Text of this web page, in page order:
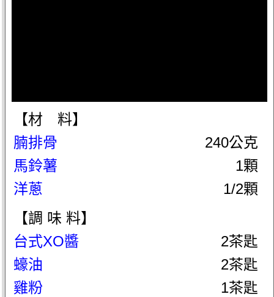
【材 料】
腩排骨
240公克
馬鈴薯
1顆
洋蔥
1/2顆
【調 味 料】
台式XO醬
2茶匙
蠔油
2茶匙
雞粉
1茶匙